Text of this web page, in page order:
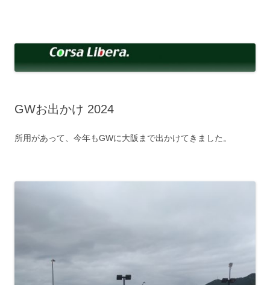
へ
ッ
GWお出かけ 2024
所用があって、今年もGWに大阪まで出かけてきました。